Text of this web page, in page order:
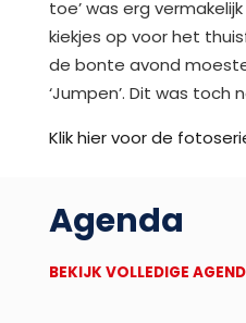
toe’ was erg
kiekjes op voor het
de bonte avond
‘Jumpen’. Dit was toch
Klik hier voor de
Agenda
BEKIJK VOLLEDIGE